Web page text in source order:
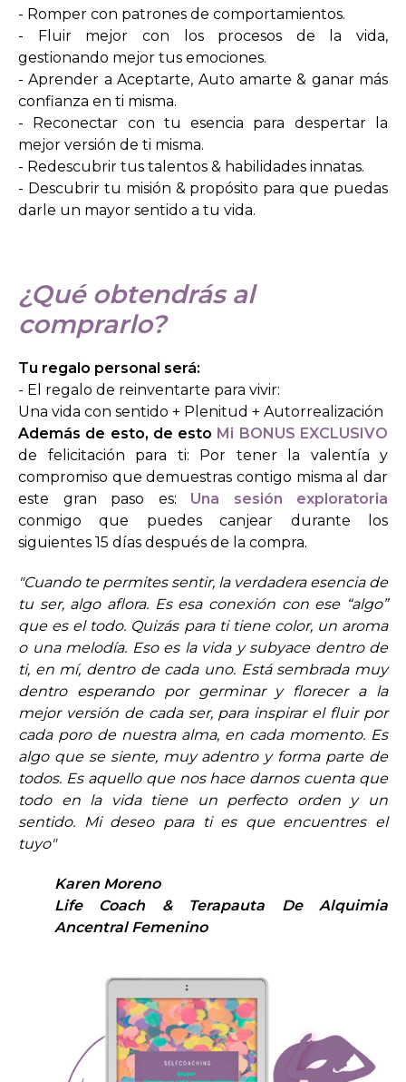
- Romper con patrones de comportamientos.
- Fluir mejor con los procesos de la vida,
gestionando mejor tus emociones.
- Aprender a Aceptarte, Auto amarte & ganar más
confianza en ti misma.
- Reconectar con tu esencia para despertar la
mejor versión de ti misma.
- Redescubrir tus talentos & habilidades innatas.
- Descubrir tu misión & propósito para que puedas
darle un mayor sentido a tu vida.
¿Qué obtendrás al
comprarlo?
Tu regalo personal será:
- El regalo de reinventarte para vivir:
Una vida con sentido + Plenitud + Autorrealización
Además de esto, de esto Mi BONUS EXCLUSIVO
de felicitación para ti: Por tener la valentía y
compromiso que demuestras contigo misma al dar
este gran paso es: Una sesión exploratoria
conmigo que puedes canjear durante los
siguientes 15 días después de la compra.
"Cuando te permites sentir, la verdadera esencia de
tu ser, algo aflora. Es esa conexión con ese “algo”
que es el todo. Quizás para ti tiene color, un aroma
o una melodía. Eso es la vida y subyace dentro de
ti, en mí, dentro de cada uno. Está sembrada muy
dentro esperando por germinar y florecer a la
mejor versión de cada ser, para inspirar el fluir por
cada poro de nuestra alma, en cada momento. Es
algo que se siente, muy adentro y forma parte de
todos. Es aquello que nos hace darnos cuenta que
todo en la vida tiene un perfecto orden y un
sentido. Mi deseo para ti es que encuentres el
tuyo"
Karen Moreno
Life Coach & Terapauta De Alquimia
Ancentral Femenino